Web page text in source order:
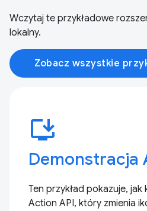
Wczytaj te przykładowe
lokalny.
Zobacz wszystkie
install_desktop
Demonstracja
Ten przykład pokazuje,
Action API, który zmienia